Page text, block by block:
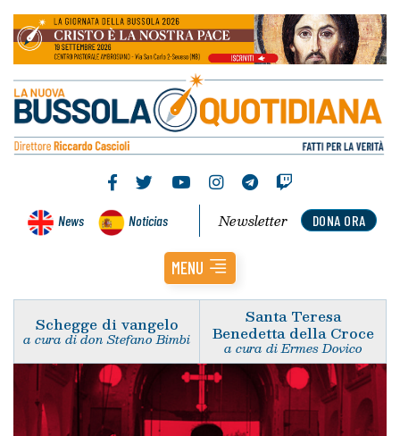
News Noticias DONA ORA
Newsletter
MENU
Schegge di vangelo
a cura di don Stefano Bimbi
Santa Teresa
Benedetta della Croce
a cura di Ermes Dovico